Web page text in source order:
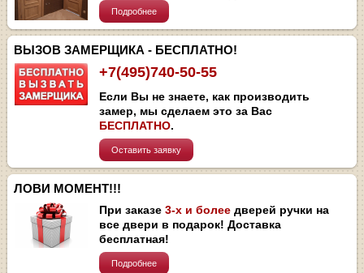
Подробнее
ВЫЗОВ ЗАМЕРЩИКА - БЕСПЛАТНО!
+7(495)740-50-55
Если Вы не знаете, как производить
замер, мы сделаем это за Вас
БЕСПЛАТНО.
Оставить заявку
ЛОВИ МОМЕНТ!!!
При заказе3-х и более дверей ручки на
все двери в подарок! Доставка
бесплатная!
Подробнее